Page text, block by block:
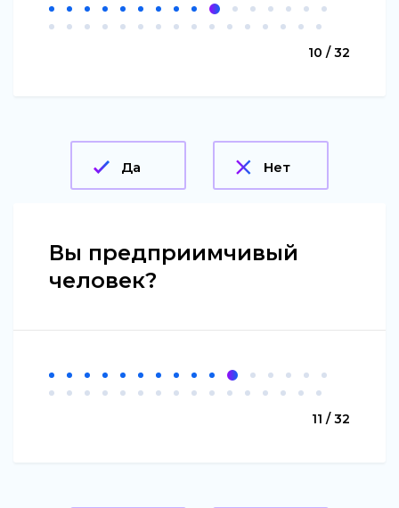
10 / 32
Да Нет
Вы предприимчивый
человек?
11 / 32